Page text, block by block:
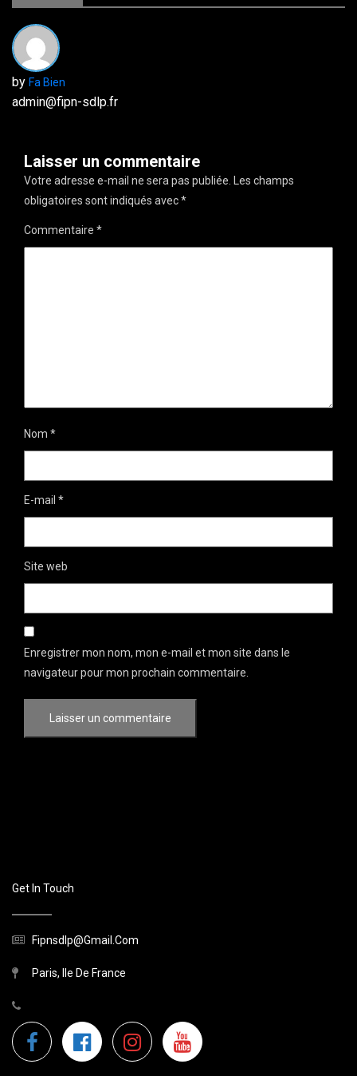
by Fa Bien
admin@fipn-sdlp.fr
Laisser un commentaire
Votre adresse e-mail ne sera pas publiée. Les champs
obligatoires sont indiqués avec*
Commentaire *
Nom *
E-mail *
Site web
Enregistrer mon nom, mon e-mail et mon site dans le
navigateur pour mon prochain commentaire.
Get In Touch
Fipnsdlp@gmail.com
Paris, Ile De France